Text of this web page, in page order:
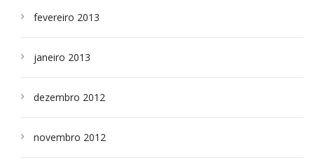
fevereiro 2013
janeiro 2013
dezembro 2012
novembro 2012